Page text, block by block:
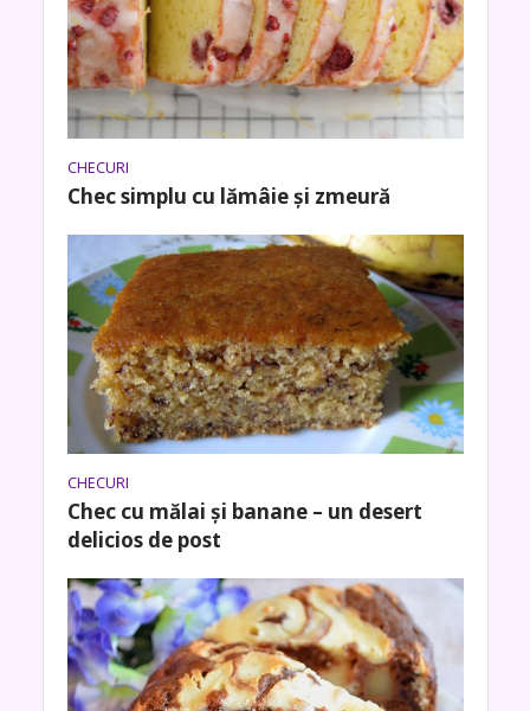
CHECURI
Chec simplu cu lămâie și zmeură
CHECURI
Chec cu mălai și banane – un desert
delicios de post